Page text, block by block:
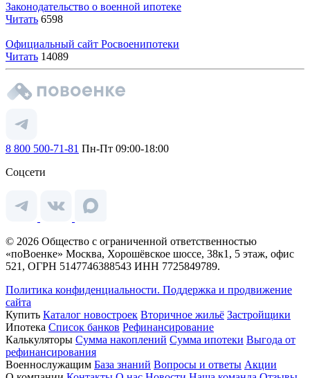
Законодательство о военной ипотеке
Читать 6598
Официальный сайт Росвоенипотеки
Читать 14089
8 800 500-71-81 Пн-Пт 09:00-18:00
Соцсети
© 2026 Общество с ограниченной ответственностью
«поВоенке» Москва, Хорошёвское шоссе, 38к1, 5 этаж, офис
521, ОГРН 5147746388543 ИНН 7725849789.
Политика конфиденциальности. Поддержка и продвижение
сайта
Купить Каталог новостроек Вторичное жильё Застройщики
Ипотека Список банков Рефинансирование
Калькуляторы Сумма накоплений Сумма ипотеки Выгода от
рефинансирования
Военнослужащим База знаний Вопросы и ответы Акции